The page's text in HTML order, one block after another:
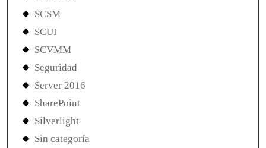
SCSM
SCUI
SCVMM
Seguridad
Server 2016
SharePoint
Silverlight
Sin categoría